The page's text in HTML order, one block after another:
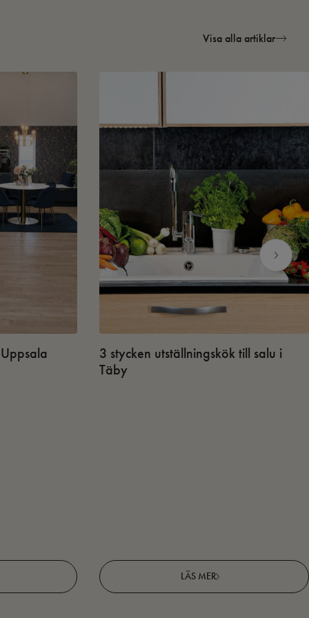
Visa alla artiklar
3 stycken utställningskök till salu i
Täby
LÄS MER